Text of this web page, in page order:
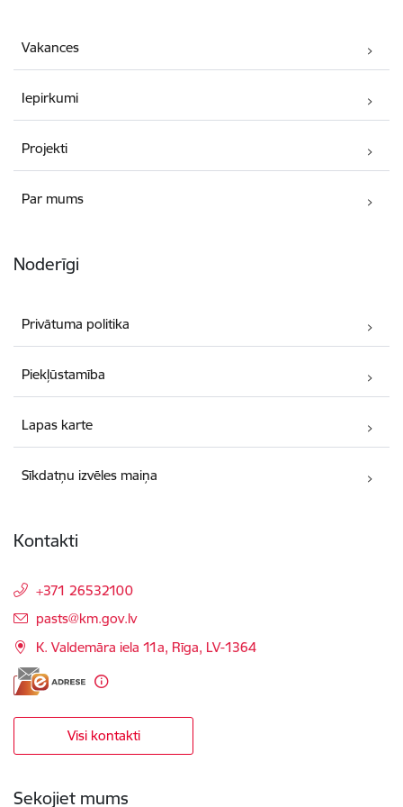
Vakances
Iepirkumi
Projekti
Par mums
Noderīgi
Privātuma politika
Piekļūstamība
Lapas karte
Sīkdatņu izvēles maiņa
Kontakti
+371 26532100
E-pasts:
pasts@km.gov.lv
K. Valdemāra iela 11a, Rīga, LV-1364
Visi kontakti
Sekojiet mums